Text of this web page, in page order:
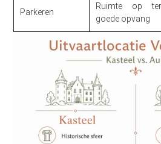
Parkeren
Ruimte op
goede opvang